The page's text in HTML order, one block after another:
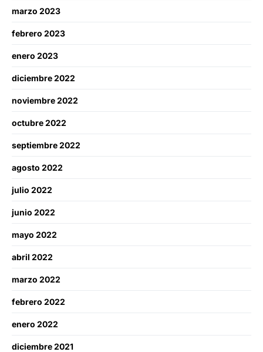
marzo 2023
febrero 2023
enero 2023
diciembre 2022
noviembre 2022
octubre 2022
septiembre 2022
agosto 2022
julio 2022
junio 2022
mayo 2022
abril 2022
marzo 2022
febrero 2022
enero 2022
diciembre 2021